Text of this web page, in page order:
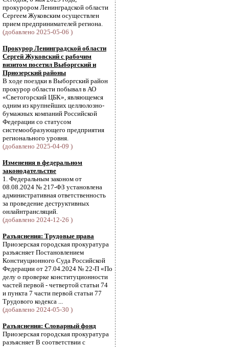
прокурором Ленинградской области
Сергеем Жуковским осуществлен
прием предпринимателей региона.
(добавлено 2025-05-06 )
Прокурор Ленинградской области
Сергей Жуковский с рабочим
визитом посетил Выборгский и
Приозерский районы
В ходе поездки в Выборгский район
прокурор области побывал в АО
«Светогорский ЦБК», являющемся
одним из крупнейших целлюлозно-
бумажных компаний Российской
Федерации со статусом
системообразующего предприятия
регионального уровня.
(добавлено 2025-04-09 )
Изменения в федеральном
законодательстве
1. Федеральным законом от
08.08.2024 № 217-ФЗ установлена
административная ответственность
за проведение деструктивных
онлайнтрансляций.
(добавлено 2024-12-26 )
Разъяснения: Трудовые права
Приозерская городская прокуратура
разъясняет Постановлением
Констиуционного Суда Российской
Федерации от 27.04.2024 № 22-П «По
делу о проверке конституционности
частей первой - четвертой статьи 74
и пункта 7 части первой статьи 77
Трудового кодекса ...
(добавлено 2024-05-30 )
Разъяснения: Словарный фонд
Приозерская городская прокуратура
разъясняет В соответствии с